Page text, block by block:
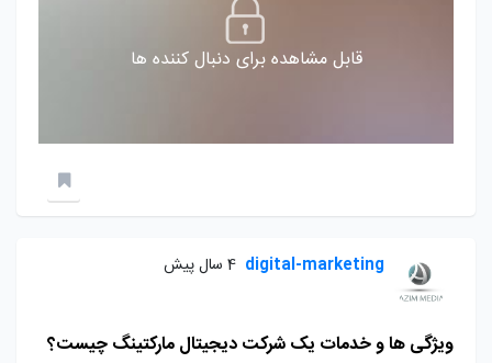
قابل مشاهده برای دنبال کننده ها
digital-marketing 4 سال پیش
ویژگی ها و خدمات یک شرکت دیجیتال مارکتینگ چیست؟